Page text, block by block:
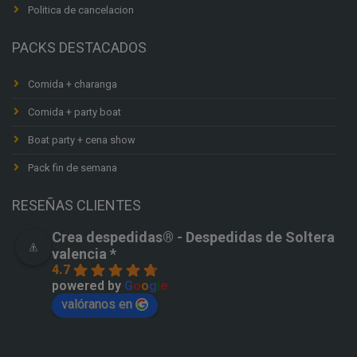
Politica de cancelacion
PACKS DESTACADOS
Comida + charanga
Comida + party boat
Boat party + cena show
Pack fin de semana
RESEÑAS CLIENTES
Crea despedidas®️ - Despedidas de Soltera
valencia *
4.7
powered by Google
valóranos en